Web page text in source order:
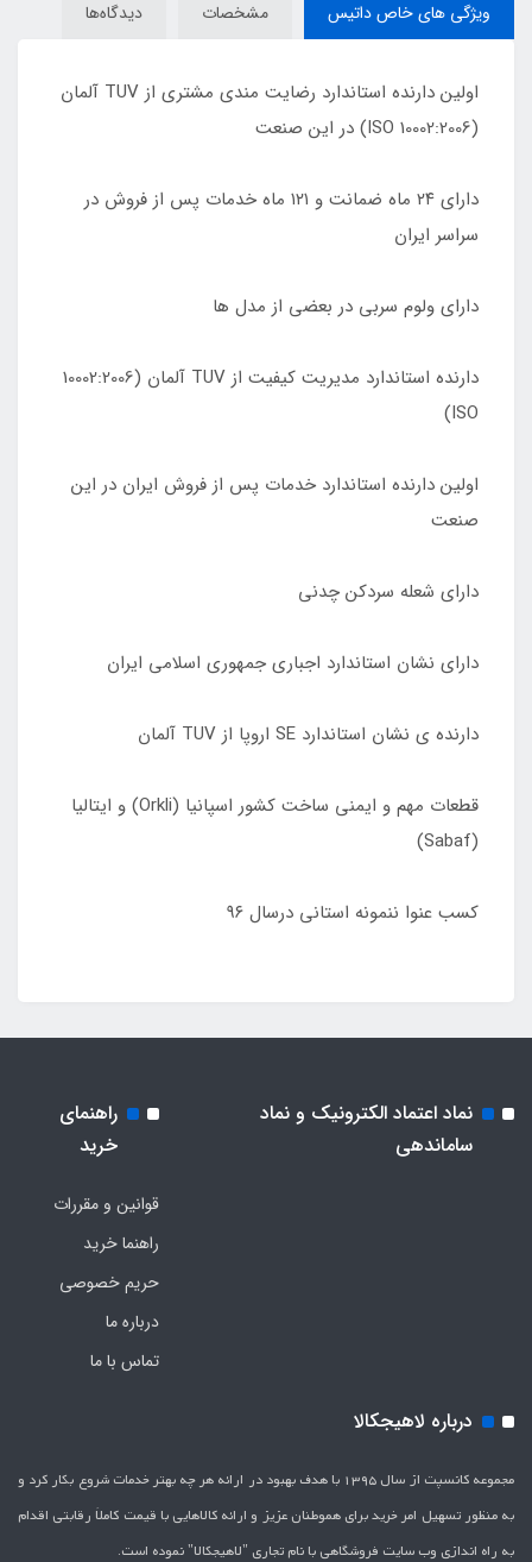
ویژگی های خاص داتیس مشخصات دیدگاه‌ها
اولین دارنده استاندارد رضایت مندی مشتری از TUV آلمان
(10002:2006 ISO) در این صنعت
دارای ٢۴ ماه ضمانت و ١٢١ ماه خدمات پس از فروش در
سراسر ایران
دارای ولوم سربی در بعضی از مدل ها
دارنده استاندارد مدیریت کیفیت از TUV آلمان (10002:2006
ISO)
اولین دارنده استاندارد خدمات پس از فروش ایران در این
صنعت
دارای شعله سردکن چدنی
دارای نشان استاندارد اجباری جمهوری اسلامی ایران
دارنده ی نشان استاندارد SE اروپا از TUV آلمان
قطعات مهم و ایمنی ساخت کشور اسپانیا (Orkli) و ایتالیا
(Sabaf)
کسب عنوا ننمونه استانی درسال ٩۶
نماد اعتماد الکترونیک و نماد
ساماندهی
راهنمای
خرید
قوانین و مقررات
راهنما خرید
حریم خصوصی
درباره ما
تماس با ما
درباره لاهیجکالا
مجموعه کانسپت از سال 1395 با هدف بهبود در ارائه هر چه بهتر خدمات شروع بکار کرد و
به منظور تسهیل امر خرید برای هموطنان عزیز و ارائه کالاهایی با قیمت کاملاَ رقابتی اقدام
به راه اندازی وب سایت فروشگاهی با نام تجاری "لاهیج­کالا" نموده است.